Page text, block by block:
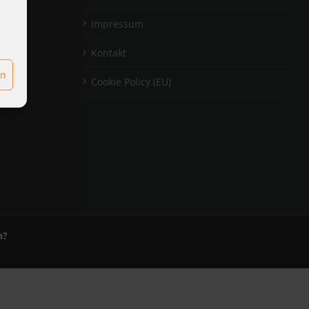
Impressum
Kontakt
Cookie Policy (EU)